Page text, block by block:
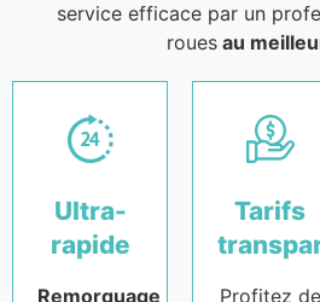
service efficace par un
roues au
Ultra-
rapide
Remorquage
Tarifs
Profitez de